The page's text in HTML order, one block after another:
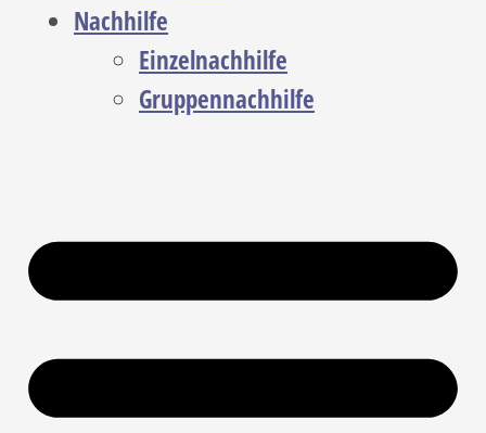
Nachhilfe
Einzelnachhilfe
Gruppennachhilfe